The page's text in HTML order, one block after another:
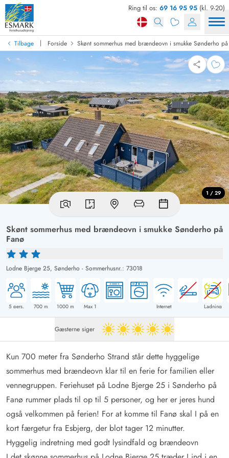
Ring til os: 69 16 95 95 (kl. 9-20)
Tilbage | Forside Skønt sommerhus med brændeovn i smukke Sønderho
Skønt sommerhus med brændeovn i smukke Sønderho på
Fanø
Lodne Bjerge 25, Sønderho - Sommerhusnr.: 73018
5 pers. 700 m 1000 m Max 1 Internet Ladning
1 / 29
Gæsterne siger 5 ud af 5
Kun 700 meter fra Sønderho Strand står dette hyggelige
sommerhus med brændeovn klar til en ferie for familien eller
vennegruppen. Feriehuset på Lodne Bjerge 25 i Sønderho på
Fanø rummer plads til op til 5 personer, og her er jeres hund
også velkommen på ferien! For at komme til Fanø skal I på en
kort færgetur fra Esbjerg, der blot tager 12 minutter.
Hyggelig indretning med godt lysindfald og brændeovn